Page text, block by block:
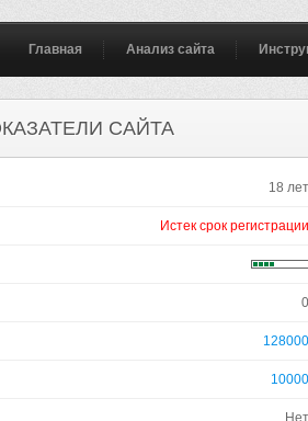
Главная Анализ сайта
САЙТА
18 лет
Истек срок регистрации
0
128000
10000
Нет